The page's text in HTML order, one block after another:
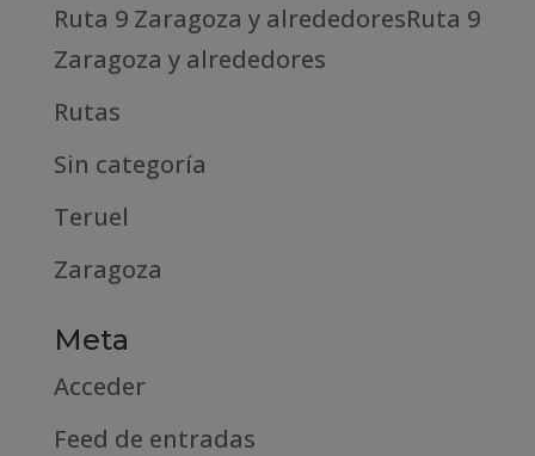
Ruta 9 Zaragoza y alrededoresRuta 9
Zaragoza y alrededores
Rutas
Sin categoría
Teruel
Zaragoza
Meta
Acceder
Feed de entradas